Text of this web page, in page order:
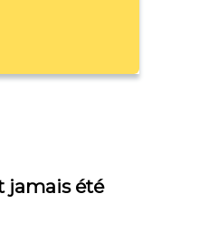
jamais été